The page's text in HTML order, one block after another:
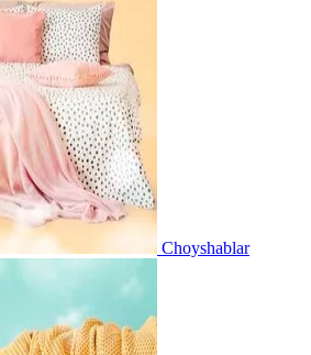
Choyshablar